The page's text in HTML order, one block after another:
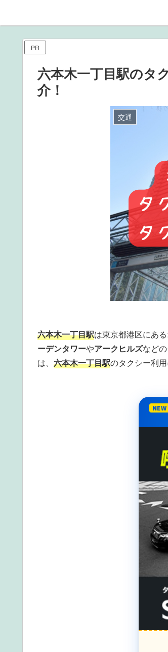
PR
六本木一丁目駅のタ
介！
交通
六本木一丁目駅は東京都港区にあ
ーデンタワーやアークヒルズなど
は、 六本木一丁目駅のタクシー利
NEW